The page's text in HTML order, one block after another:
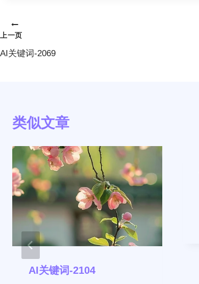
文
章
上一页
AI关键词-2069
类似文章
AI关键词-2104